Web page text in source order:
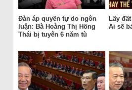
Đàn áp quyền tự do ngôn
luận: Bà Hoàng Thị Hồng
Thái bị tuyên 6 năm tù
Lấy
Ai sẽ